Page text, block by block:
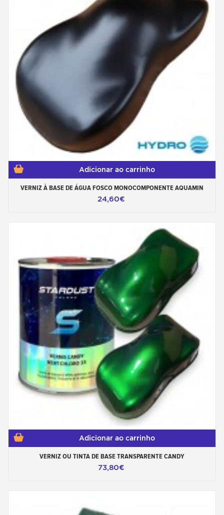
Adicionar ao carrinho
VERNIZ À BASE DE ÁGUA FOSCO MONOCOMPONENTE AQUAMIN
24,60€
Adicionar ao carrinho
VERNIZ OU TINTA DE BASE TRANSPARENTE CANDY
73,80€